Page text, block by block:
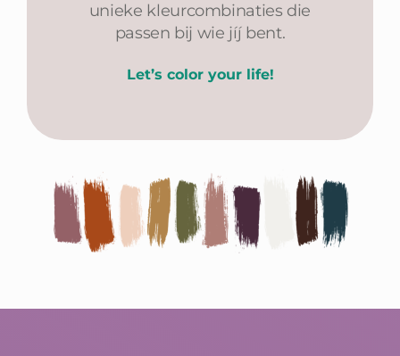
Winkelwagenunieke kleurcombinaties die
passen bij wie jíj bent.
Let’s color your life!